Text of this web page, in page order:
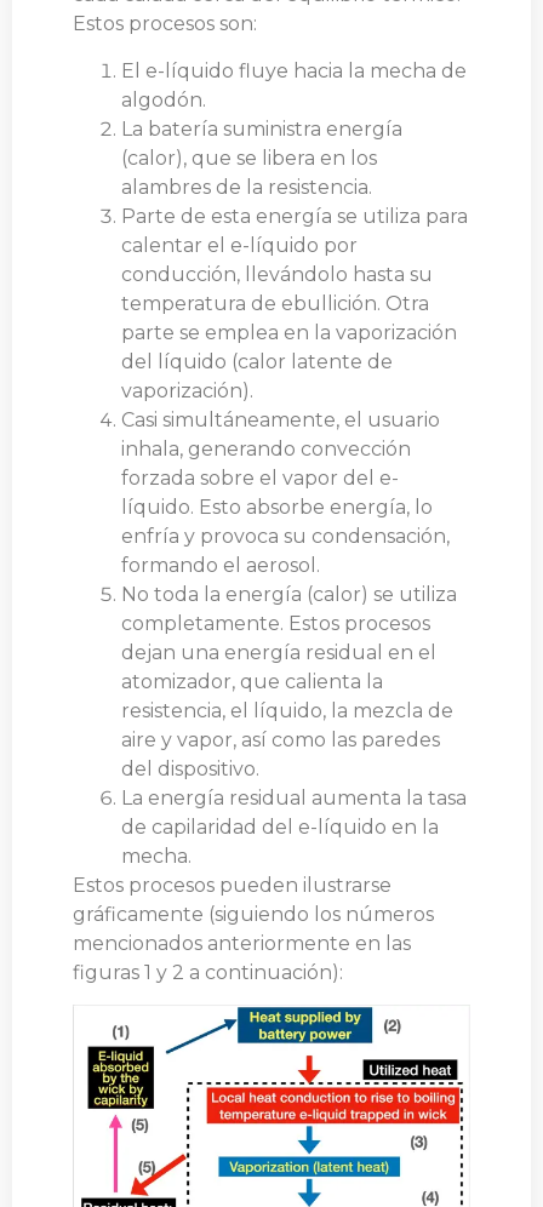
Estos procesos son:
El e-líquido fluye hacia la mecha de
algodón.
La batería suministra energía
(calor), que se libera en los
alambres de la resistencia.
Parte de esta energía se utiliza para
calentar el e-líquido por
conducción, llevándolo hasta su
temperatura de ebullición. Otra
parte se emplea en la vaporización
del líquido (calor latente de
vaporización).
Casi simultáneamente, el usuario
inhala, generando convección
forzada sobre el vapor del e-
líquido. Esto absorbe energía, lo
enfría y provoca su condensación,
formando el aerosol.
No toda la energía (calor) se utiliza
completamente. Estos procesos
dejan una energía residual en el
atomizador, que calienta la
resistencia, el líquido, la mezcla de
aire y vapor, así como las paredes
del dispositivo.
La energía residual aumenta la tasa
de capilaridad del e-líquido en la
mecha.
Estos procesos pueden ilustrarse
gráficamente (siguiendo los números
mencionados anteriormente en las
figuras 1 y 2 a continuación):